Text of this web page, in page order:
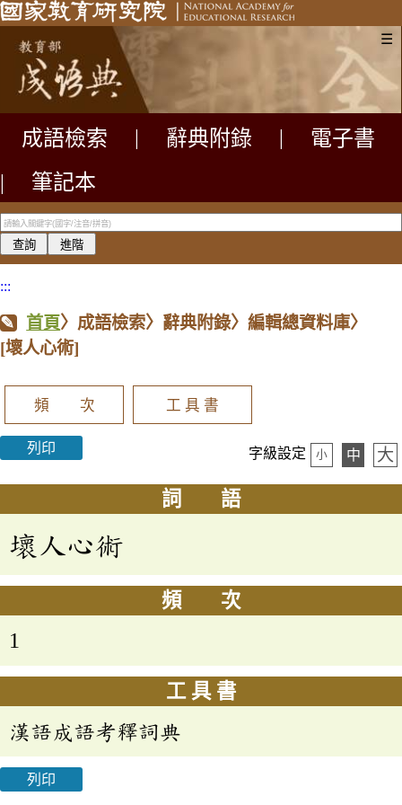
☰
成語檢索 辭典附錄
電子書
|
筆記本
:::
首頁〉成語檢索〉辭典附錄〉編輯總資料庫〉
[壞人心術]
頻 次 工 具 書
列印 字級設定 小 中 大
詞 語
壞人心術
頻 次
1
工 具 書
漢語成語考釋詞典
列印